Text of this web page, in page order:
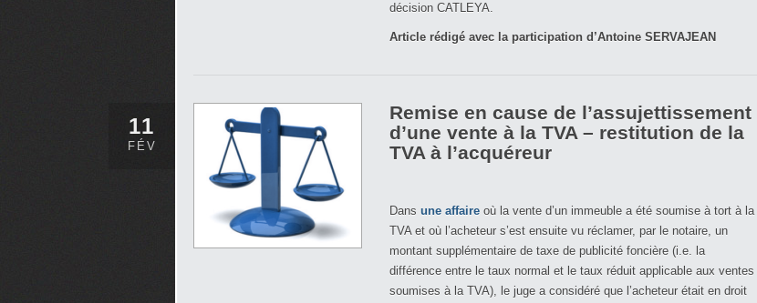
décision CATLEYA.
Article rédigé avec la participation d’Antoine SERVAJEAN
11
FÉV
Remise en cause de l’assujettissement
d’une vente à la TVA – restitution de la
TVA à l’acquéreur
Dans une affaire où la vente d’un immeuble a été soumise à tort à la
TVA et où l’acheteur s’est ensuite vu réclamer, par le notaire, un
montant supplémentaire de taxe de publicité foncière (i.e. la
différence entre le taux normal et le taux réduit applicable aux ventes
soumises à la TVA), le juge a considéré que l’acheteur était en droit